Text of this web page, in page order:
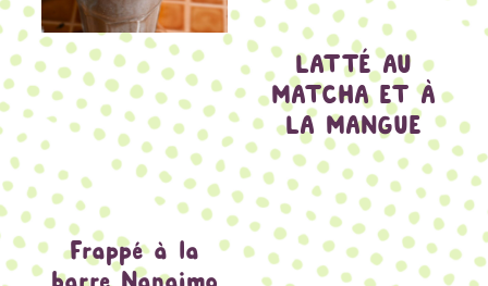
Frappé à la
LATTÉ AU
MATCHA ET À
LA MANGUE